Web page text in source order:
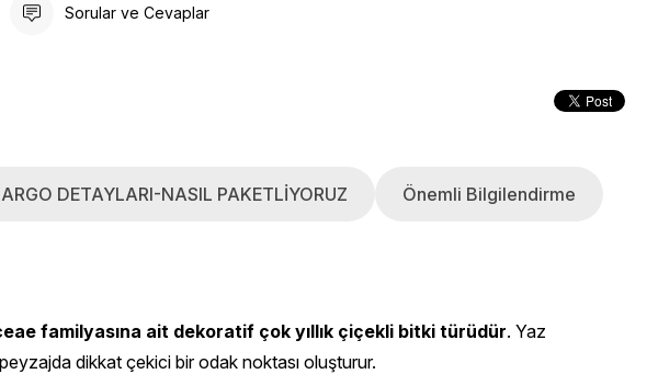
Sorular ve Cevaplar
DETAYLARI-NASIL PAKETLİYORUZ Önemli Bilgilendirme
familyasına ait dekoratif çok yıllık çiçekli bitki türüdür. Yaz
dikkat çekici bir odak noktası oluşturur.